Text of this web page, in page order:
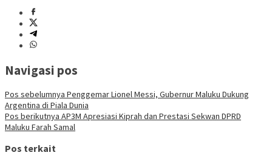
Navigasi pos
Pos sebelumnya Penggemar Lionel Messi, Gubernur Maluku Dukung
Argentina di Piala Dunia
Pos berikutnya AP3M Apresiasi Kiprah dan Prestasi Sekwan DPRD
Maluku Farah Samal
Pos terkait